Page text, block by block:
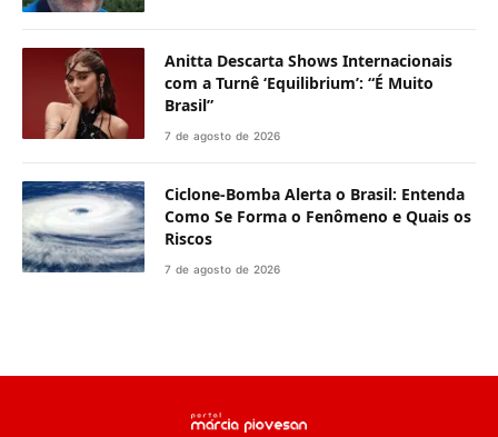
Anitta Descarta Shows Internacionais
com a Turnê ‘Equilibrium’: “É Muito
Brasil”
7 de agosto de 2026
Ciclone-Bomba Alerta o Brasil: Entenda
Como Se Forma o Fenômeno e Quais os
Riscos
7 de agosto de 2026